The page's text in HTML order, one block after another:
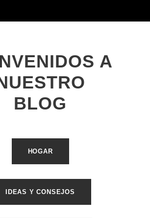
A
BLOG
HOGAR
IDEAS Y CONSEJOS